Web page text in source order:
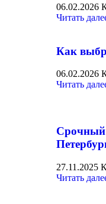
06.02.2026
Читать
Как
06.02.2026
Читать
Срочный
27.11.2025
Читать